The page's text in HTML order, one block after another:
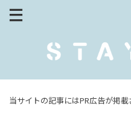
当サイトの記事にはPR広告が掲載